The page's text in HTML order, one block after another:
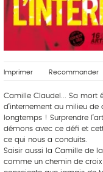
Imprimer Recommander
Camille Claudel... Sa mort
d’internement au milieu
longtemps ! Surprendre
démons avec ce défi et
ce qui nous a conduits.
Saisir aussi la Camille de
comme un chemin de